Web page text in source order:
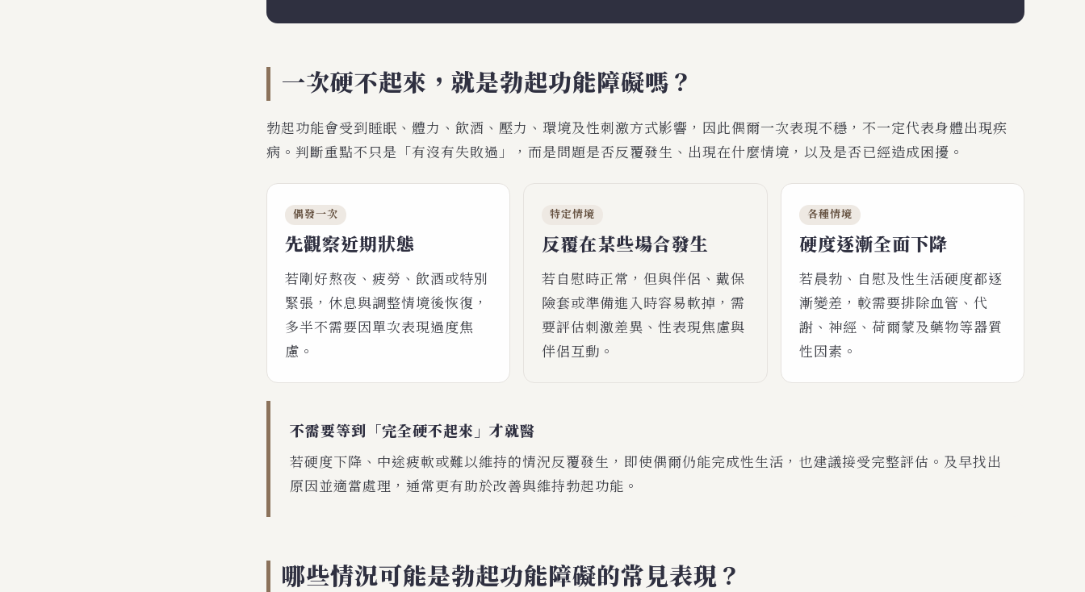
一次硬不起來，就是勃起功能障礙嗎？
勃起功能會受到睡眠、體力、飲酒、壓力、環境及性刺激方式影響，因此偶爾一次表現不穩，不一定代表身體出現疾
病。判斷重點不只是「有沒有失敗過」，而是問題是否反覆發生、出現在什麼情境，以及是否已經造成困擾。
偶發一次
先觀察近期狀態
若剛好熬夜、疲勞、飲酒或特別
緊張，休息與調整情境後恢復，
多半不需要因單次表現過度焦
慮。
特定情境
反覆在某些場合發生
若自慰時正常，但與伴侶、戴保
險套或準備進入時容易軟掉，需
要評估刺激差異、性表現焦慮與
伴侶互動。
各種情境
硬度逐漸全面下降
若晨勃、自慰及性生活硬度都逐
漸變差，較需要排除血管、代
謝、神經、荷爾蒙及藥物等器質
性因素。
不需要等到「完全硬不起來」才就醫
若硬度下降、中途疲軟或難以維持的情況反覆發生，即使偶爾仍能完成性生活，也建議接受完整評估。及早找出
原因並適當處理，通常更有助於改善與維持勃起功能。
哪些情況可能是勃起功能障礙的常見表現？